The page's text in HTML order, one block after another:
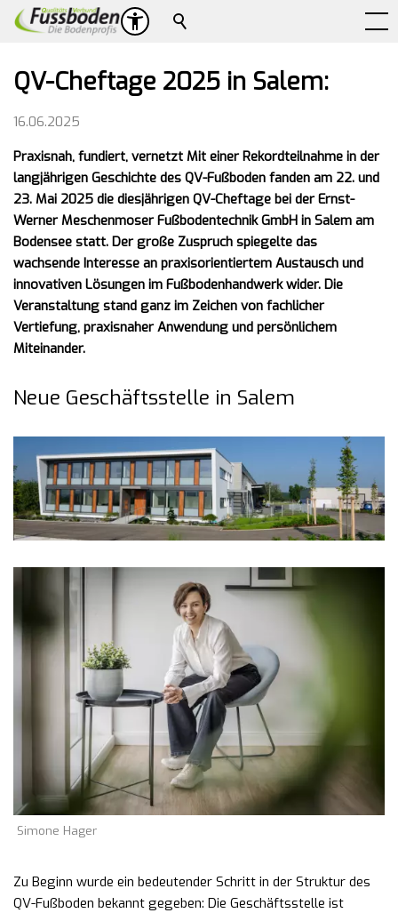
Suche
QV-Cheftage 2025 in Salem:
16.06.2025
Praxisnah, fundiert, vernetzt Mit einer Rekordteilnahme in der
langjährigen Geschichte des QV-Fußboden fanden am 22. und
23. Mai 2025 die diesjährigen QV-Cheftage bei der Ernst-
Werner Meschenmoser Fußbodentechnik GmbH in Salem am
Bodensee statt. Der große Zuspruch spiegelte das
wachsende Interesse an praxisorientiertem Austausch und
innovativen Lösungen im Fußbodenhandwerk wider. Die
Veranstaltung stand ganz im Zeichen von fachlicher
Vertiefung, praxisnaher Anwendung und persönlichem
Miteinander.
Neue Geschäftsstelle in Salem
Simone Hager
Zu Beginn wurde ein bedeutender Schritt in der Struktur des
QV-Fußboden bekannt gegeben: Die Geschäftsstelle ist